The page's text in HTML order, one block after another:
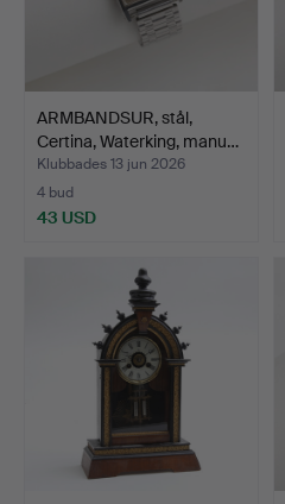
ARMBANDSUR, stål,
Certina, Waterking, manu…
Klubbades 13 jun 2026
4 bud
43 USD